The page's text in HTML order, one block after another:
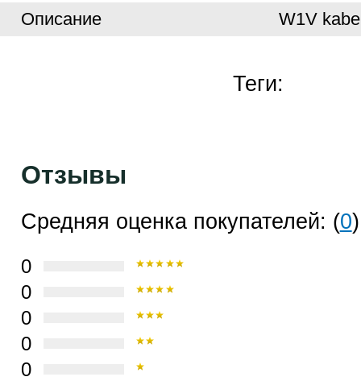
Описание
W1V
Теги:
Отзывы
Средняя оценка покупателей: (0)
0
0
0
0
0